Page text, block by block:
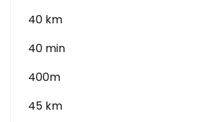
40 km
40 min
400m
45 km